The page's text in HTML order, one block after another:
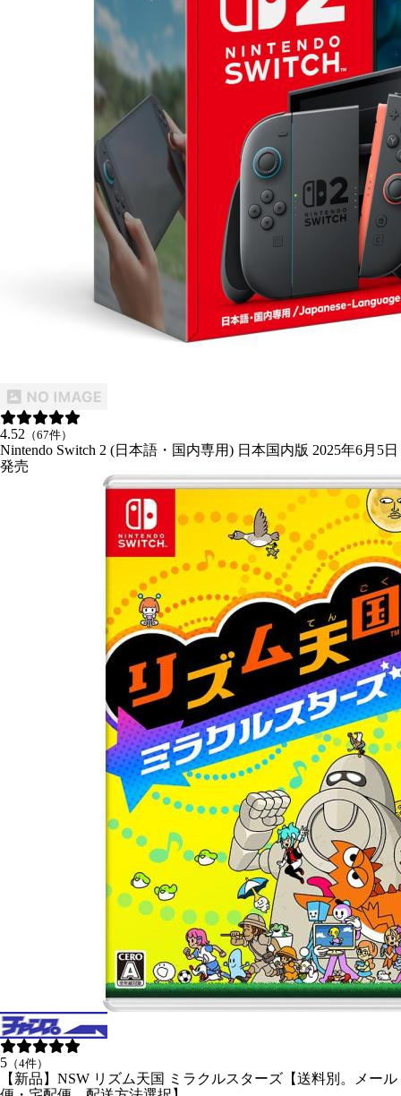
4.52 （67件）
Nintendo Switch 2 (日本語・国内専用) 日本国内版 2025年6月5日
発売
5 （4件）
【新品】NSW リズム天国 ミラクルスターズ【送料別。メール